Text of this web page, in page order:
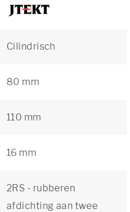
Cilindrisch
80 mm
110 mm
16 mm
2RS - rubberen
afdichting aan twee